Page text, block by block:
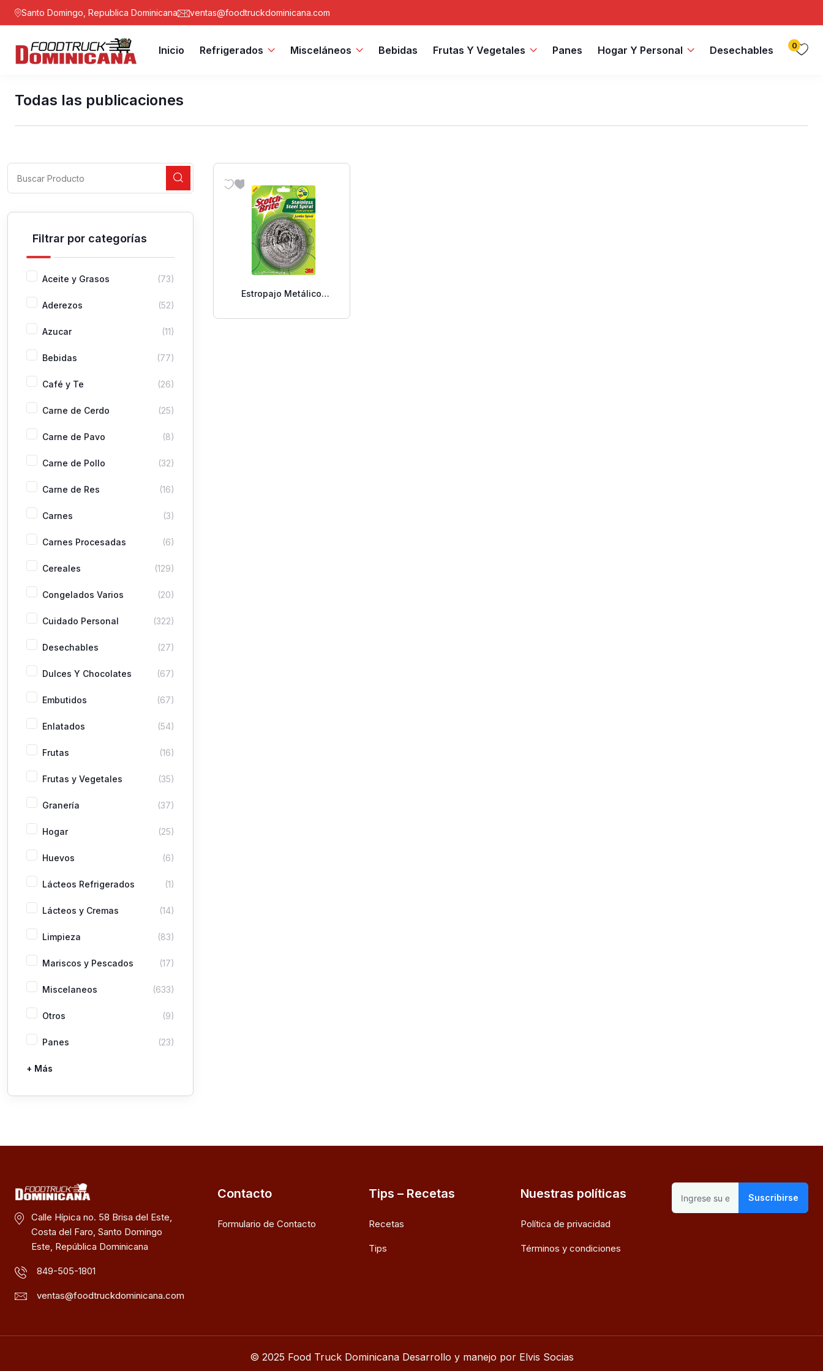
Santo Domingo, Republica Dominicana ventas@foodtruckdominicana.com
Inicio Refrigerados Misceláneos Bebidas Frutas Y Vegetales Panes Hogar Y Personal Desechables 0
Todas las publicaciones
Filtrar por categorías
Aceite y Grasos (73)
Aderezos (52)
Azucar (11)
Bebidas (77)
Café y Te (26)
Carne de Cerdo (25)
Carne de Pavo (8)
Carne de Pollo (32)
Carne de Res (16)
Carnes (3)
Carnes Procesadas (6)
Cereales (129)
Congelados Varios (20)
Cuidado Personal (322)
Desechables (27)
Dulces Y Chocolates (67)
Embutidos (67)
Enlatados (54)
Frutas (16)
Frutas y Vegetales (35)
Granería (37)
Hogar (25)
Huevos (6)
Lácteos Refrigerados (1)
Lácteos y Cremas (14)
Limpieza (83)
Mariscos y Pescados (17)
Miscelaneos (633)
Otros (9)
Panes (23)
Pastas
Picaderas
Sazones y Salsas
Vegetales
+ Más
Estropajo Metálico
Calle Hípica no. 58 Brisa del Este,
Costa del Faro, Santo Domingo
Este, República Dominicana
849-505-1801
ventas@foodtruckdominicana.com
Contacto
Formulario de Contacto
Tips – Recetas
Recetas
Tips
Nuestras políticas
Política de privacidad
Términos y condiciones
Suscribirse
© 2025 Food Truck Dominicana Desarrollo y manejo por Elvis Socias